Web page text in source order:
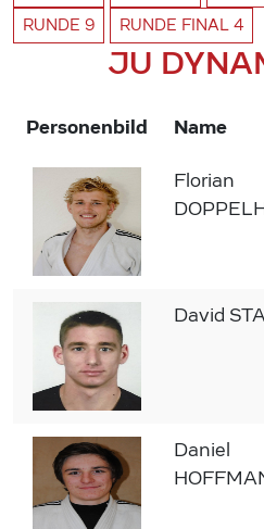
RUNDE 9 RUNDE FINAL 4
JU
Personenbild Name
Florian
David
Daniel